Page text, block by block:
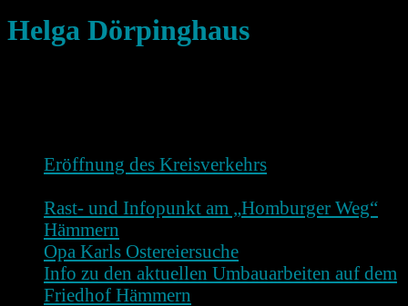
Helga Dörpinghaus
Eröffnung des Kreisverkehrs
Rast- und Infopunkt am „Homburger Weg“
Hämmern
Opa Karls Ostereiersuche
Info zu den aktuellen Umbauarbeiten auf dem
Friedhof Hämmern